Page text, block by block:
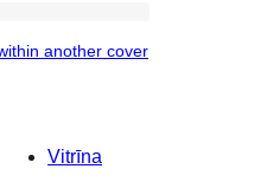
another cover
Vitrīna